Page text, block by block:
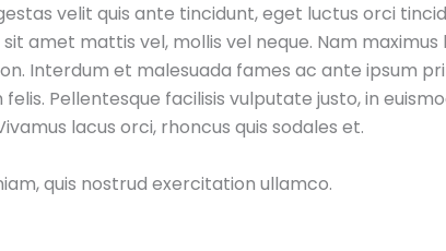
velit quis ante tincidunt, eget luctus orci
sit amet mattis vel, mollis vel neque. Nam
Interdum et malesuada fames ac ante ipsum
Pellentesque facilisis vulputate justo, in
lacus orci, rhoncus quis sodales et.
quis nostrud exercitation ullamco.